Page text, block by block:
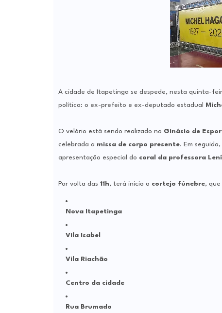
A cidade de Itapetinga se despede, nesta quinta-
política: o ex-prefeito e ex-deputado estadual
O velório está sendo realizado no Ginásio de
celebrada a missa de corpo presente. Em
apresentação especial do coral da professora
Por volta das 11h, terá início o cortejo fúnebre, que
Nova Itapetinga
Vila Isabel
Vila Riachão
Centro da cidade
Rua Brumado